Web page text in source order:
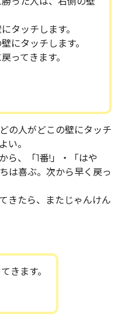
タッチします。
にタッチします。
ってきます。
の人がどこの壁にタッチ
い。
ら、「1番!」・「はや
は喜ぶ。次から早く戻っ
きたら、またじゃんけん
きます。